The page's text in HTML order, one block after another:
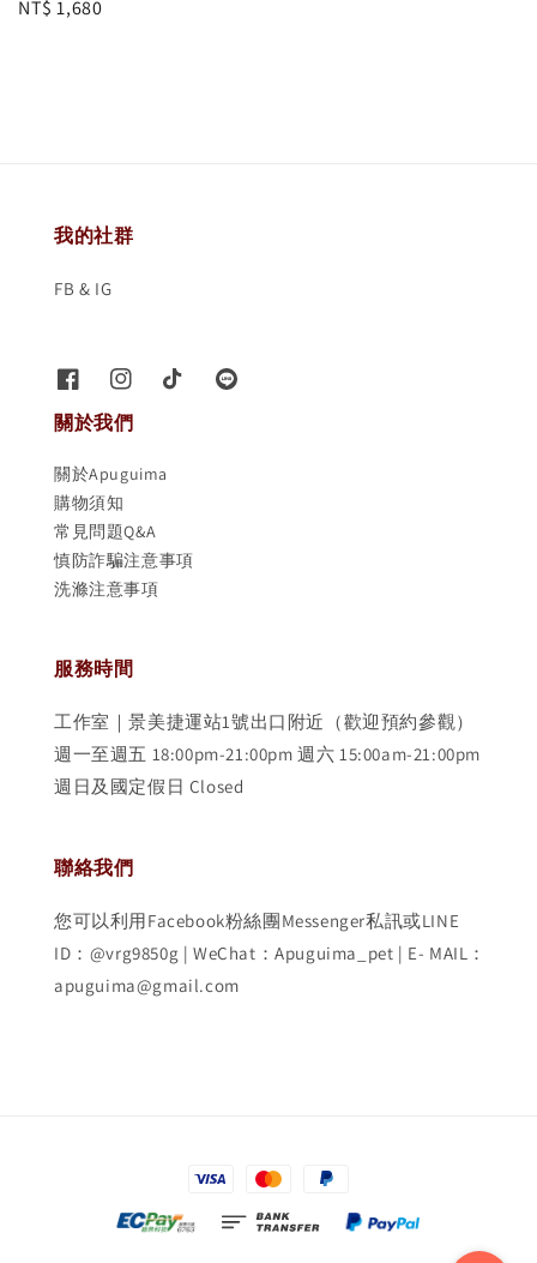
Regular
NT$ 1,680
我的社群
FB & IG
關於我們
關於Apuguima
購物須知
常見問題Q&A
慎防詐騙注意事項
洗滌注意事項
服務時間
工作室｜景美捷運站1號出口附近（歡迎預約參觀）
週一至週五 18:00pm-21:00pm 週六 15:00am-21:00pm
週日及國定假日 Closed
聯絡我們
您可以利用Facebook粉絲團Messenger私訊或LINE
ID：@vrg9850g | WeChat：Apuguima_pet | E- MAIL：
apuguima@gmail.com